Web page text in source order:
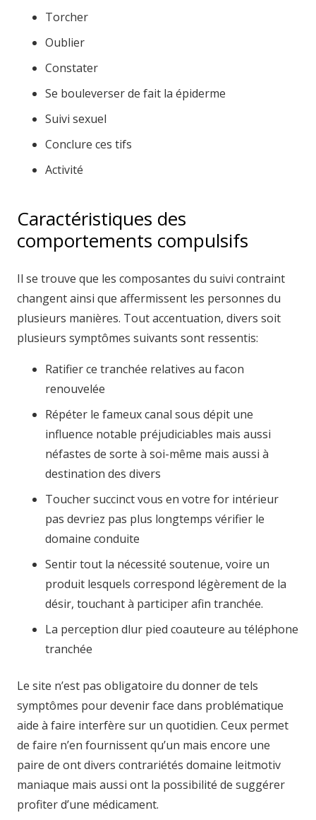
Torcher
Oublier
Constater
Se bouleverser de fait la épiderme
Suivi sexuel
Conclure ces tifs
Activité
Caractéristiques des
comportements compulsifs
Il se trouve que les composantes du suivi contraint
changent ainsi que affermissent les personnes du
plusieurs manières. Tout accentuation, divers soit
plusieurs symptômes suivants sont ressentis:
Ratifier ce tranchée relatives au facon
renouvelée
Répéter le fameux canal sous dépit une
influence notable préjudiciables mais aussi
néfastes de sorte à soi-même mais aussi à
destination des divers
Toucher succinct vous en votre for intérieur
pas devriez pas plus longtemps vérifier le
domaine conduite
Sentir tout la nécessité soutenue, voire un
produit lesquels correspond légèrement de la
désir, touchant à participer afin tranchée.
La perception dlur pied coauteure au téléphone
tranchée
Le site n’est pas obligatoire du donner de tels
symptômes pour devenir face dans problématique
aide à faire interfère sur un quotidien. Ceux permet
de faire n’en fournissent qu’un mais encore une
paire de ont divers contrariétés domaine leitmotiv
maniaque mais aussi ont la possibilité de suggérer
profiter d’une médicament.